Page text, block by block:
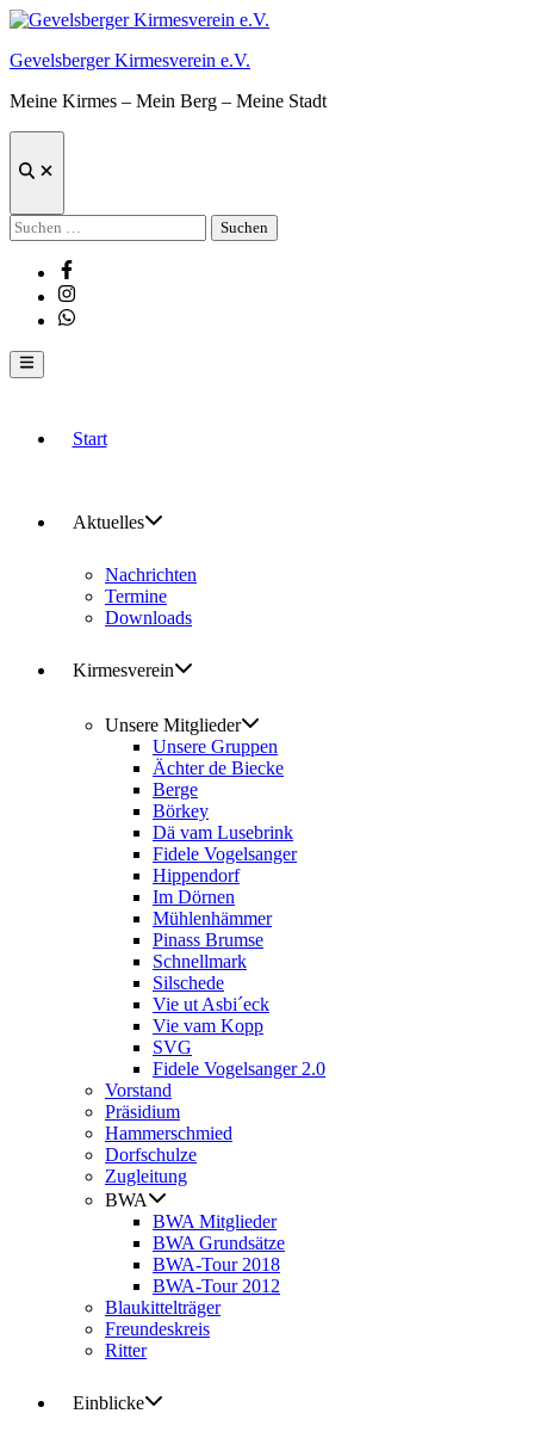
Zum
springen
Gevelsberger Kirmesverein e.V.
Meine Kirmes – Mein Berg – Meine Stadt
Suche
Suchen
nach:
Facebook
Instagram
Whatsapp
Hauptmenü
Start
Aktuelles
Nachrichten
Termine
Downloads
Kirmesverein
Unsere Mitglieder
Unsere Gruppen
Ächter de Biecke
Berge
Börkey
Dä vam Lusebrink
Fidele Vogelsanger
Hippendorf
Im Dörnen
Mühlenhämmer
Pinass Brumse
Schnellmark
Silschede
Vie ut Asbi´eck
Vie vam Kopp
SVG
Fidele Vogelsanger 2.0
Vorstand
Präsidium
Hammerschmied
Dorfschulze
Zugleitung
BWA
BWA Mitglieder
BWA Grundsätze
BWA-Tour 2018
BWA-Tour 2012
Blaukittelträger
Freundeskreis
Ritter
Einblicke